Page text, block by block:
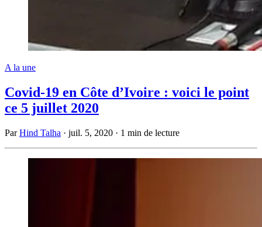
A la une
Covid-19 en Côte d’Ivoire : voici le point
ce 5 juillet 2020
ParHind Talha · juil. 5, 2020 · 1 min de lecture